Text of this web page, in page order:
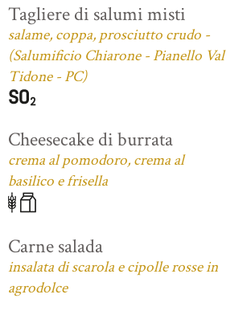
Tagliere di salumi misti
salame, coppa, prosciutto crudo -
(Salumificio Chiarone - Pianello Val
Tidone - PC)
Cheesecake di burrata
crema al pomodoro, crema al
basilico e frisella
Carne salada
insalata di scarola e cipolle rosse in
agrodolce